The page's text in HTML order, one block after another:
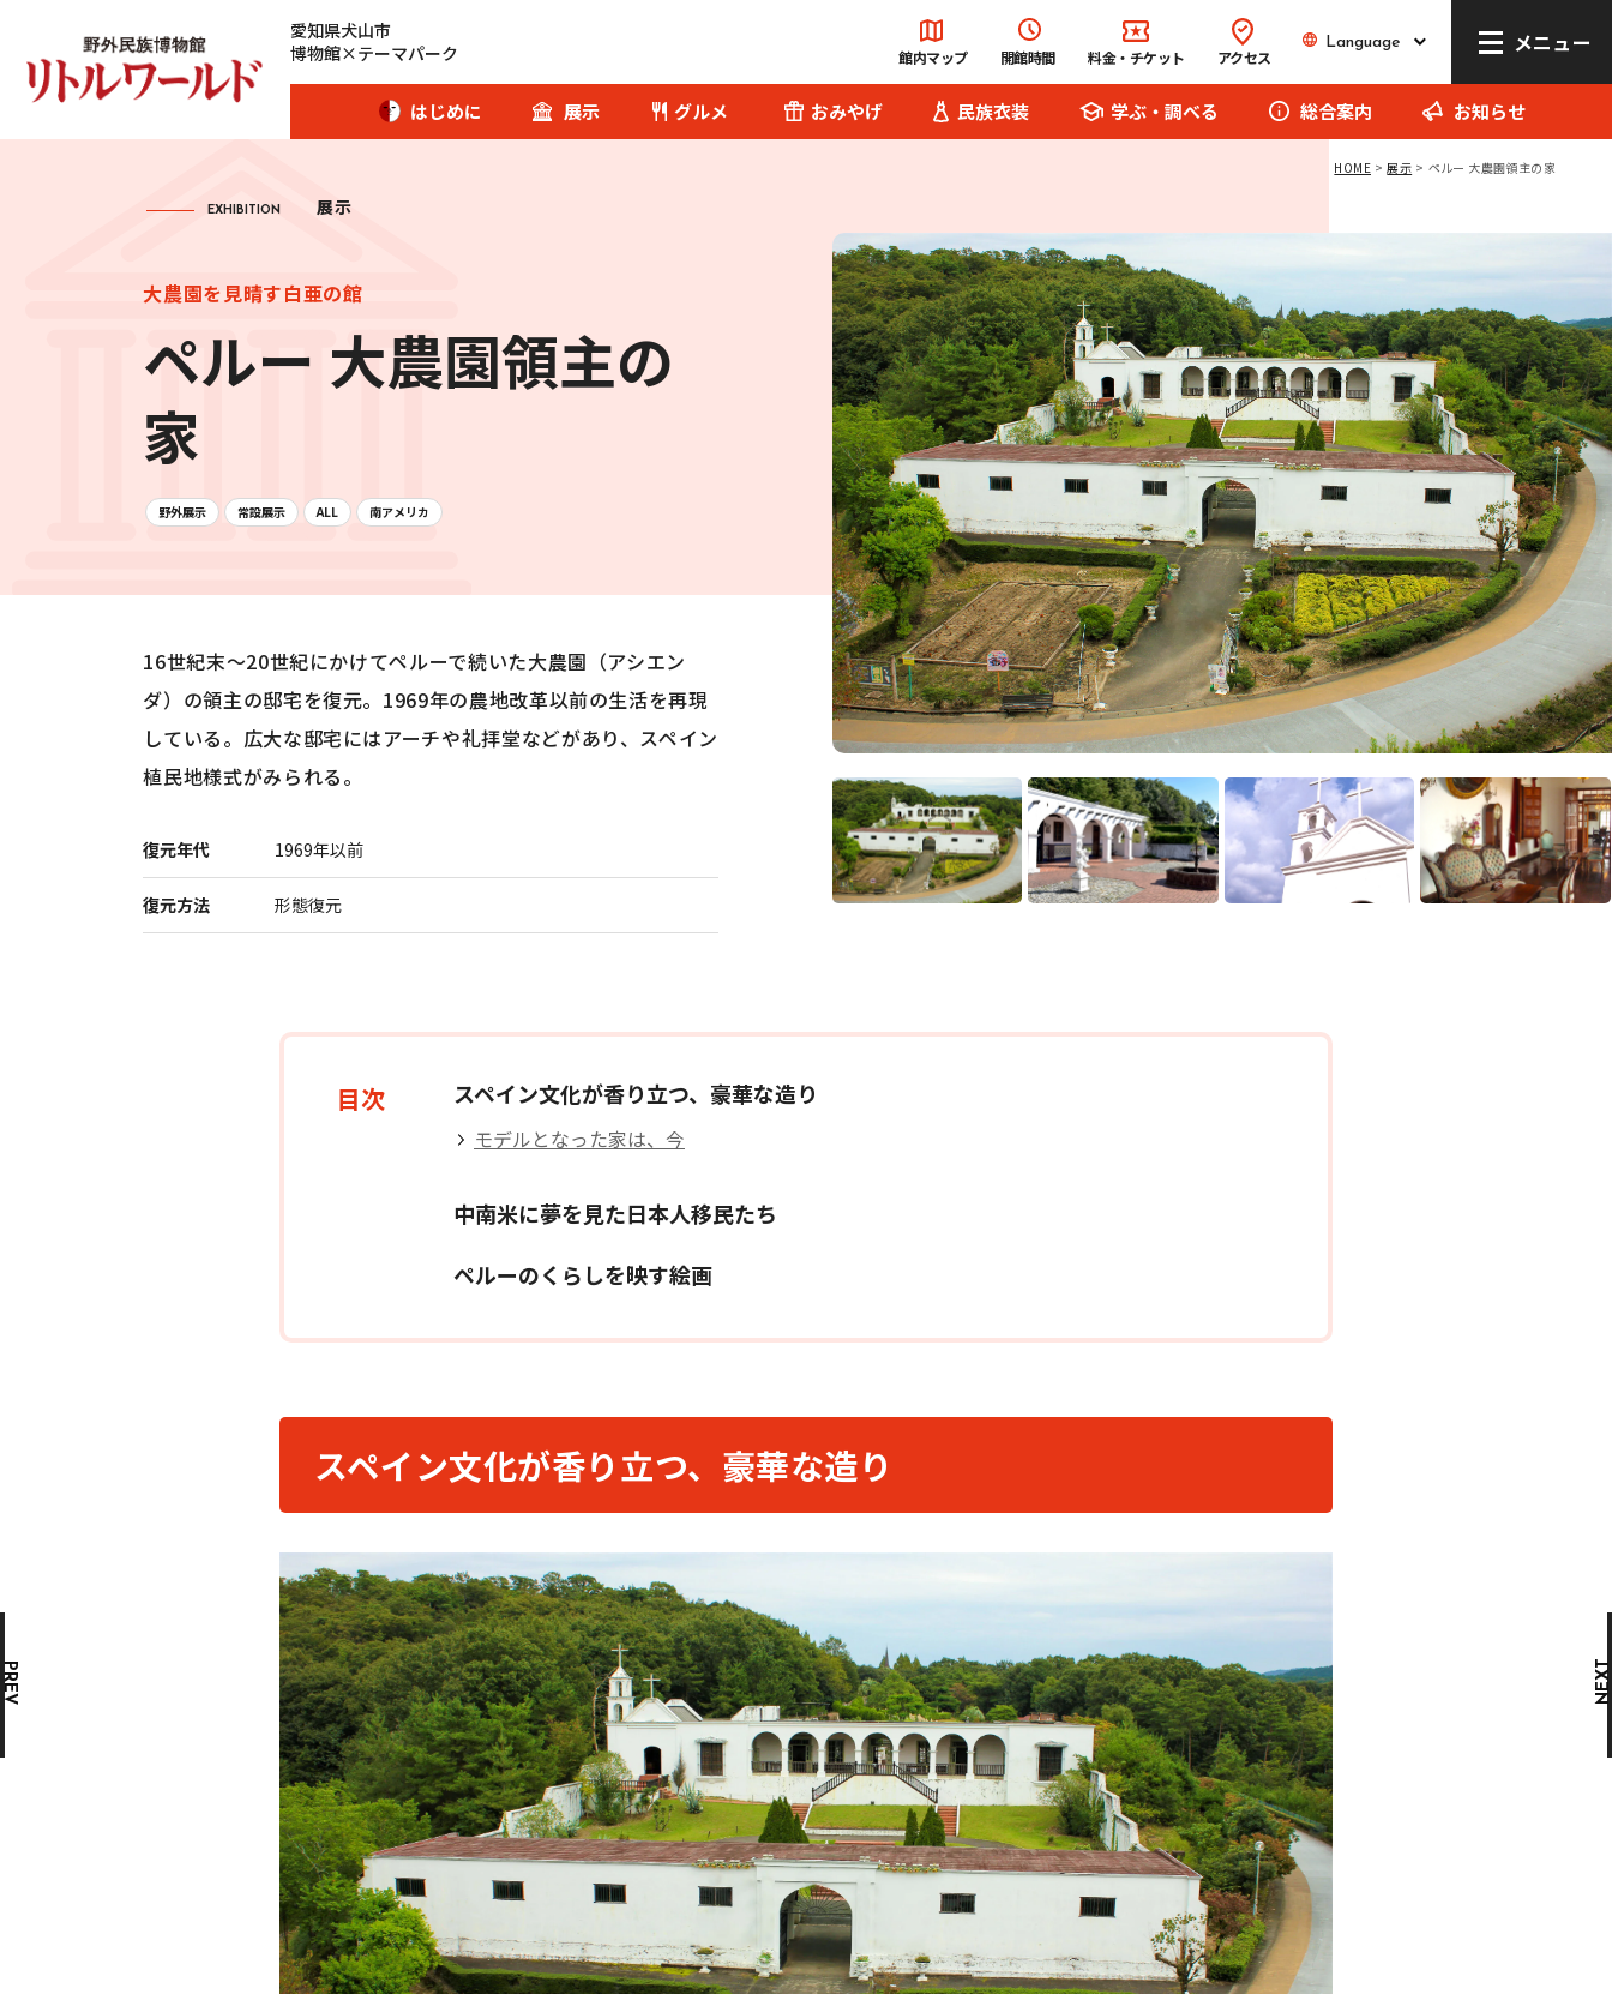
愛知県犬山市
博物館×テーマパーク
館内マップ 開館時間 料金・チケット アクセス
Language メニュー
はじめに 展示 グルメ おみやげ 民族衣装 学ぶ・調べる 総合案内 お知らせ
Language
アクセス 便利な設備・ サービス
団体のお客様へ
リトルワールドとは 館内マップ
イベント･お知らせ お問い合わせ
報道関係者の方へ
展示 グルメ おみやげ 民族衣装 体験
プライバ
HOME 展示 ペルー 大農園領主の家
EXHIBITION 展示
大農園を見晴す白亜の館
ペルー 大農園領主の
家
野外展示 常設展示 ALL 南アメリカ
16世紀末～20世紀にかけてペルーで続いた大農園（アシエン
ダ）の領主の邸宅を復元。1969年の農地改革以前の生活を再現
している。広大な邸宅にはアーチや礼拝堂などがあり、スペイン
植民地様式がみられる。
復元年代 1969年以前
復元方法 形態復元
PREV
トーテムポールと彫刻壁のある冬の家
NEXT
ガムランの響きに満ちた生活空間
目次 スペイン文化が香り立つ、豪華な造り
モデルとなった家は、今
中南米に夢を見た日本人移民たち
ペルーのくらしを映す絵画
スペイン文化が香り立つ、豪華な造り